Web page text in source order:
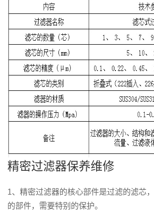
精密过滤器保养维修
1、精密过滤器的核心部件是过滤的滤芯
的部件，需要特别的保护。